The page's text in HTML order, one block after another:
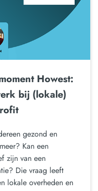
Howest:
bij (lokale)
gezond en
Kan een
zijn van een
Die vraag leeft
lokale overheden en